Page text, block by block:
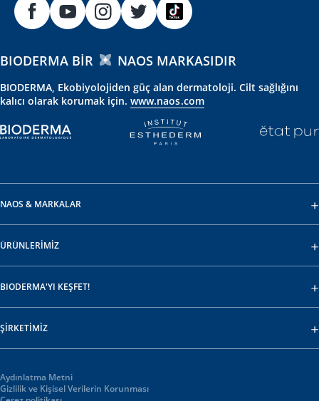
BIODERMA BIR NAOS MARKASIDIR
BIODERMA, Ekobiyolojiden güç alan dermatoloji. Cilt sağlığını
kalıcı olarak korumak için. www.naos.com
NAOS & MARKALAR
ÜRÜNLERİMİZ
BIODERMA'YI KEŞFET!
ŞİRKETİMİZ
Aydınlatma Metni
Gizlilik ve Kişisel Verilerin Korunması